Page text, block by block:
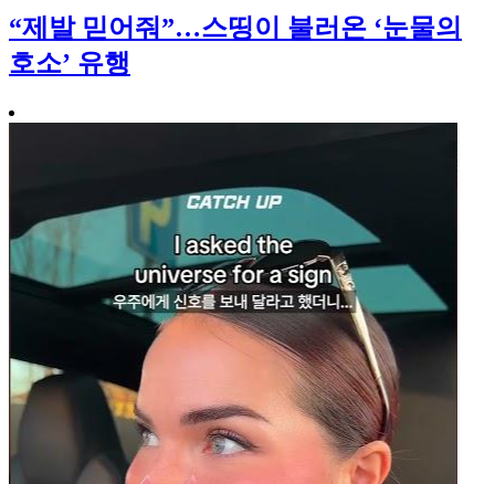
“제발 믿어줘”…스띵이 불러온 ‘눈물의
호소’ 유행